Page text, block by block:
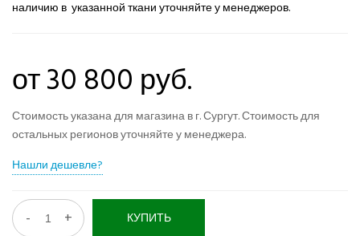
наличию в указанной ткани уточняйте у менеджеров.
от 30 800 руб.
Стоимость указана для магазина в г. Сургут. Стоимость для
остальных регионов уточняйте у менеджера.
Нашли дешевле?
- + КУПИТЬ